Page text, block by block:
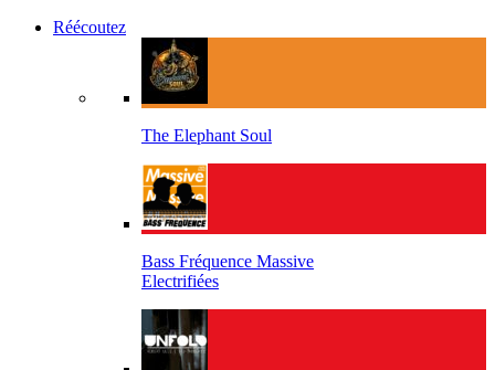
Réécoutez
The Elephant Soul
Bass Fréquence Massive
Electrifiées